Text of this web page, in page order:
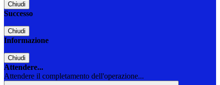
Chiudi
Successo
Chiudi
Informazione
Chiudi
Attendere...
Attendere il completamento dell'operazione...